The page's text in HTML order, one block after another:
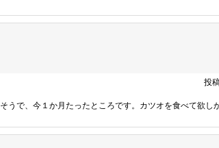
投
で、今１か月たったところです。カツオを食べて欲し